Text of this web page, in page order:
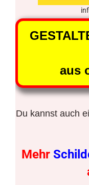
aus
Du kannst auch
Mehr